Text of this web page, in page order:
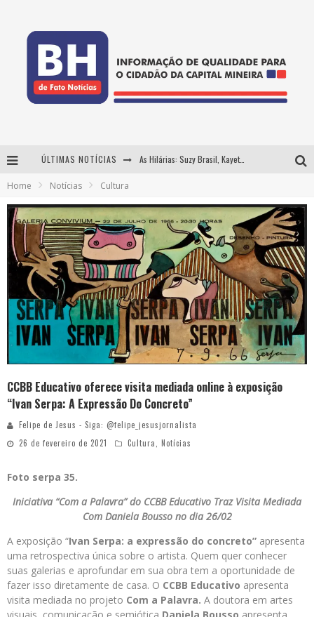
ÚLTIMAS NOTÍCIAS As Hilárias: Suzy Brasil, Kayete e Karoline Absinto retornam a Belo Horizonte para apresentação única no Teatro Sesiminas
Hot Wheels Monster Trucks Live™ confirma Belo Horizonte na turnê América do Sul 2027
Home Notícias Cultura
CCBB Educativo oferece visita mediada online à exposição
“Ivan Serpa: A Expressão Do Concreto”
Felipe de Jesus - Siga: @felipe_jesusjornalista
26 de fevereiro de 2021
Cultura, Notícias
Foto serpa 35.
Iniciativa “Com a Palavra” do CCBB Educativo Traz Visita Mediada
Com Daniela Bousso no dia 26/02
A exposição “Ivan Serpa: a expressão do concreto” apresenta
uma retrospectiva única sobre o artista. Quem quer conhecer
suas galerias e aprofundar em sua obra tem a oportunidade de
fazer isso diretamente de casa. O CCBB Educativo apresenta
visita mediada no projeto Com a Palavra. A doutora em artes